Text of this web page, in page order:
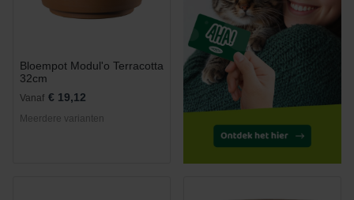
Bloempot Modul'o Terracotta
32cm
Vanaf € 19,12
Meerdere varianten